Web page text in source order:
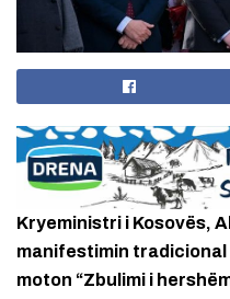
Kryeministri i Kosovës,
manifestimin
moton “Zbulimi i